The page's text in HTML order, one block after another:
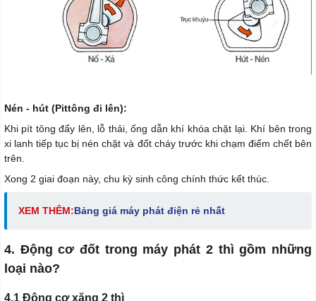
Nén - hút (Pittông đi lên):
Khi pít tông đẩy lên, lỗ thải, ống dẫn khí khóa chặt lại. Khí bên trong
xi lanh tiếp tục bị nén chặt và đốt cháy trước khi chạm điểm chết bên
trên.
Xong 2 giai đoạn này, chu kỳ sinh công chính thức kết thúc.
XEM THÊM:Bảng giá máy phát điện rẻ nhất
4. Động cơ đốt trong máy phát 2 thì gồm những
loại nào?
4.1 Động cơ xăng 2 thì